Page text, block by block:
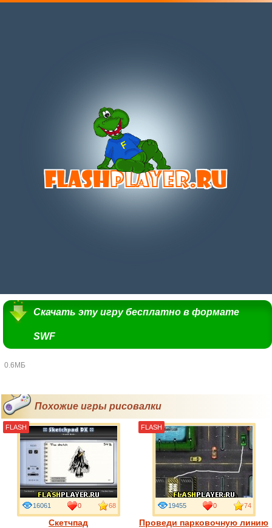
Скачать эту игру бесплатно в формате
SWF
0.6МБ
Похожие игры рисовалки
Скетчпад
16061 0 68
FLASH
Проведи парковочную линию
19455 0 74
FLASH